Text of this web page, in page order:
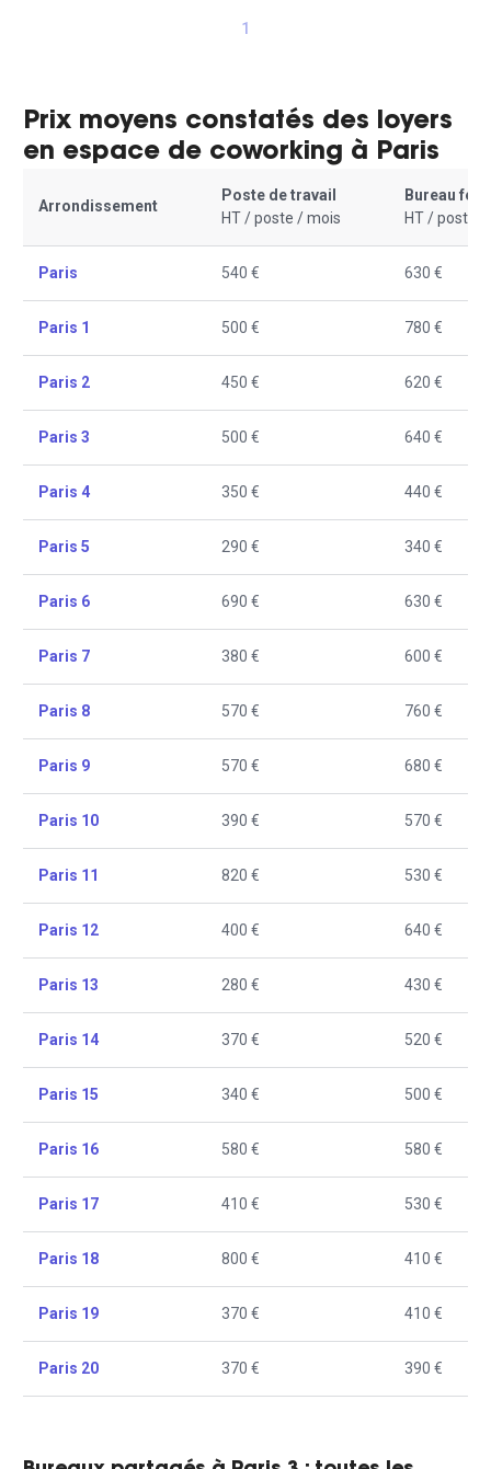
1
Prix moyens constatés des loyers
en espace de coworking à Paris
Arrondissement
Poste de travail
HT / poste / mois
Bureau
HT / poste /
Paris 540 € 630 €
Paris 1 500 € 780 €
Paris 2 450 € 620 €
Paris 3 500 € 640 €
Paris 4 350 € 440 €
Paris 5 290 € 340 €
Paris 6 690 € 630 €
Paris 7 380 € 600 €
Paris 8 570 € 760 €
Paris 9 570 € 680 €
Paris 10 390 € 570 €
Paris 11 820 € 530 €
Paris 12 400 € 640 €
Paris 13 280 € 430 €
Paris 14 370 € 520 €
Paris 15 340 € 500 €
Paris 16 580 € 580 €
Paris 17 410 € 530 €
Paris 18 800 € 410 €
Paris 19 370 € 410 €
Paris 20 370 € 390 €